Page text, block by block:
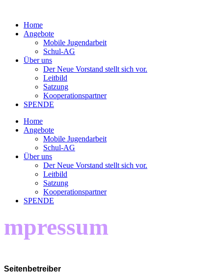
Home
Angebote
Mobile Jugendarbeit
Schul-AG
Über uns
Der Neue Vorstand stellt sich vor.
Leitbild
Satzung
Kooperationspartner
SPENDE
Home
Angebote
Mobile Jugendarbeit
Schul-AG
Über uns
Der Neue Vorstand stellt sich vor.
Leitbild
Satzung
Kooperationspartner
SPENDE
mpressum
Seitenbetreiber